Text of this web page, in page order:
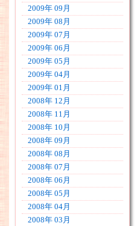
2009年 09月
2009年 08月
2009年 07月
2009年 06月
2009年 05月
2009年 04月
2009年 01月
2008年 12月
2008年 11月
2008年 10月
2008年 09月
2008年 08月
2008年 07月
2008年 06月
2008年 05月
2008年 04月
2008年 03月